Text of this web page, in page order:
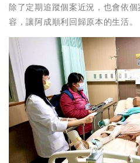
除了定期追蹤個案近況，也會依
容，讓阿成順利回歸原本的生活。